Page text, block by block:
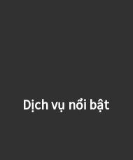
Dịch vụ nổi bật